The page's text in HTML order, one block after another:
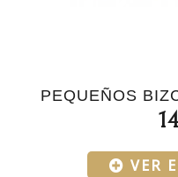
PEQUEÑOS
VER